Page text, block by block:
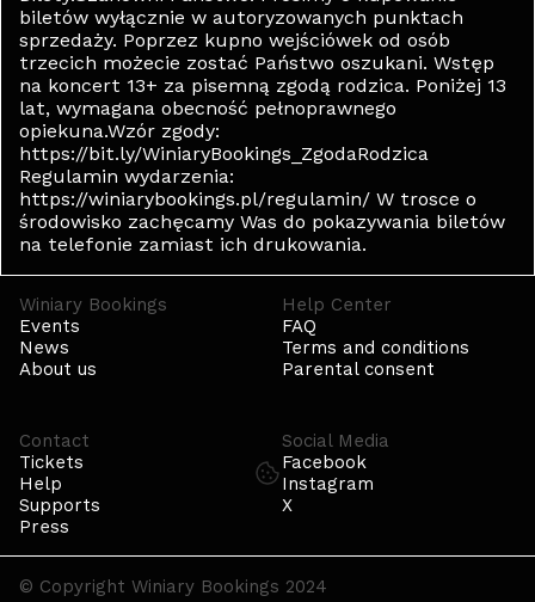
biletów wyłącznie w autoryzowanych punktach
sprzedaży. Poprzez kupno wejściówek od osób
trzecich możecie zostać Państwo oszukani. Wstęp
na koncert 13+ za pisemną zgodą rodzica. Poniżej 13
lat, wymagana obecność pełnoprawnego
opiekuna.Wzór zgody:
https://bit.ly/WiniaryBookings_ZgodaRodzica
Regulamin wydarzenia:
https://winiarybookings.pl/regulamin/ W trosce o
środowisko zachęcamy Was do pokazywania biletów
na telefonie zamiast ich drukowania.
Winiary Bookings
Events
News
About us
Help Center
FAQ
Terms and conditions
Parental consent
Contact
Tickets
Help
Supports
Press
Social Media
Facebook
Instagram
X
© Copyright Winiary Bookings 2024